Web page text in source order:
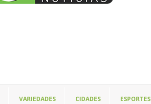
VARIEDADES CIDADES ESPORTES